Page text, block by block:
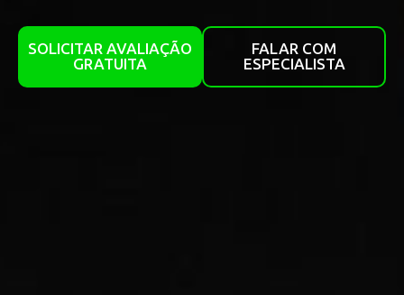
SOLICITAR AVALIAÇÃO
GRATUITA
FALAR COM
ESPECIALISTA